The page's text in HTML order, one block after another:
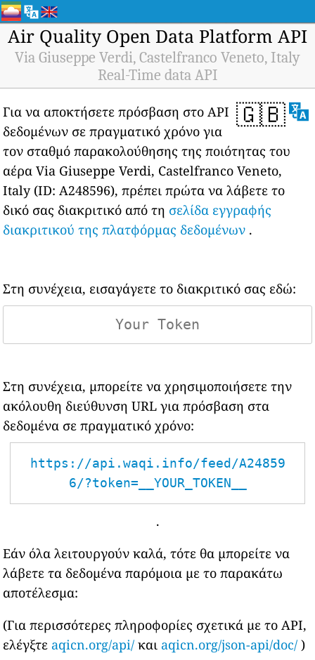
Air Quality Open Data Platform API
Via Giuseppe Verdi, Castelfranco Veneto, Italy
Real-Time data API
🇬🇧
Για να αποκτήσετε πρόσβαση στο API
δεδομένων σε πραγματικό χρόνο για
τον σταθμό παρακολούθησης της ποιότητας του
αέρα Via Giuseppe Verdi, Castelfranco Veneto,
Italy (ID: A248596), πρέπει πρώτα να λάβετε το
δικό σας διακριτικό από τη σελίδα εγγραφής
διακριτικού της πλατφόρμας δεδομένων .
Στη συνέχεια, εισαγάγετε το διακριτικό σας εδώ:
Στη συνέχεια, μπορείτε να χρησιμοποιήσετε την
ακόλουθη διεύθυνση URL για πρόσβαση στα
δεδομένα σε πραγματικό χρόνο:
https://api.waqi.info/feed/A24859
6/?token=__YOUR_TOKEN__
.
Εάν όλα λειτουργούν καλά, τότε θα μπορείτε να
λάβετε τα δεδομένα παρόμοια με το παρακάτω
αποτέλεσμα:
(Για περισσότερες πληροφορίες σχετικά με το API,
ελέγξτε aqicn.org/api/ και aqicn.org/json-api/doc/ )